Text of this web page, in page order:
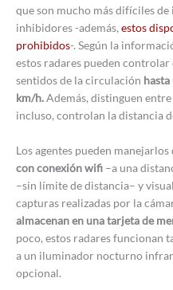
que son mucho más difíciles
inhibidores -además, estos
prohibidos-. Según la
estos radares pueden controlar
sentidos de la circulación
km/h.Además, distinguen
incluso, controlan la distancia
Los agentes pueden
con conexión wifi –a una
–sin límite de distancia– y
capturas realizadas por la
almacenan en una tarjeta de
poco, estos radares funcionan
a un iluminador nocturno
opcional.